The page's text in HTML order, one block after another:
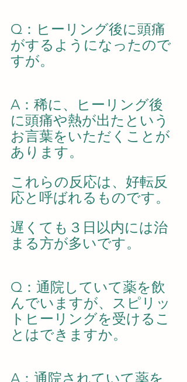
Q：ヒーリング後に頭痛
がするようになったので
すが。
A：稀に、ヒーリング後
に頭痛や熱が出たという
お言葉をいただくことが
あります。
これらの反応は、好転反
応と呼ばれるものです。
遅くても３日以内には治
まる方が多いです。
Q：通院していて薬を飲
んでいますが、スピリッ
トヒーリングを受けるこ
とはできますか。
A：通院されていて薬を